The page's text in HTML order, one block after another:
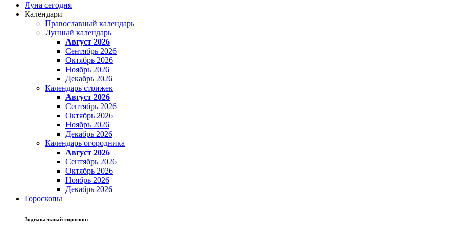
Луна сегодня
Календари
Православный календарь
Лунный календарь
Август 2026
Сентябрь 2026
Октябрь 2026
Ноябрь 2026
Декабрь 2026
Календарь стрижек
Август 2026
Сентябрь 2026
Октябрь 2026
Ноябрь 2026
Декабрь 2026
Календарь огородника
Август 2026
Сентябрь 2026
Октябрь 2026
Ноябрь 2026
Декабрь 2026
Гороскопы
Зодиакальный гороскоп